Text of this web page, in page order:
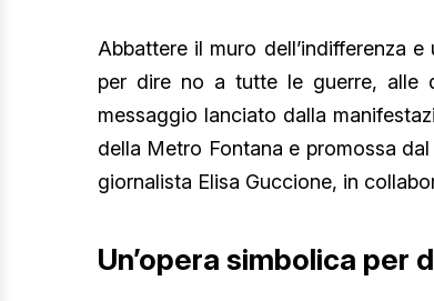
Abbattere il muro dell’indifferenza
per dire no a tutte le guerre, alle
messaggio lanciato dalla
della Metro Fontana e promossa
giornalista Elisa Guccione, in
Un’opera simbolica per